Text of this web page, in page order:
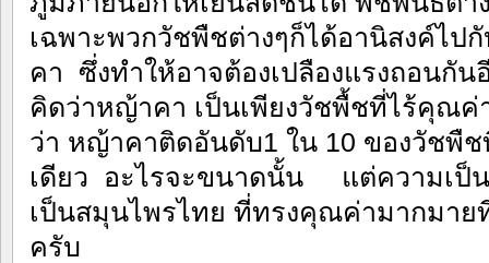
เฉพาะพวกวัชพืชต่างๆก็ได้อานิสงค์ไป
คา ซึ่งทำให้อาจต้องเปลืองแรงถอนกัน
คิดว่าหญ้าคา เป็นเพียงวัชพื้ชที่ไร้คุณ
ว่า หญ้าคาติดอันดับ1 ใน 10 ของวัชพื
เดียว อะไรจะขนาดนั้น แต่ความเป็
เป็นสมุนไพรไทย ที่ทรงคุณค่ามากมา
ครับ